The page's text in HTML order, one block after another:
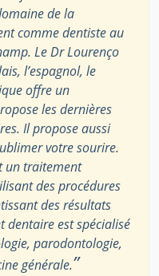
de la
comme dentiste au
Le Dr Lourenço
l’espagnol, le
offre un
les dernières
Il propose aussi
votre sourire.
un traitement
des procédures
des résultats
dentaire est spécialisé
parodontologie,
générale.”